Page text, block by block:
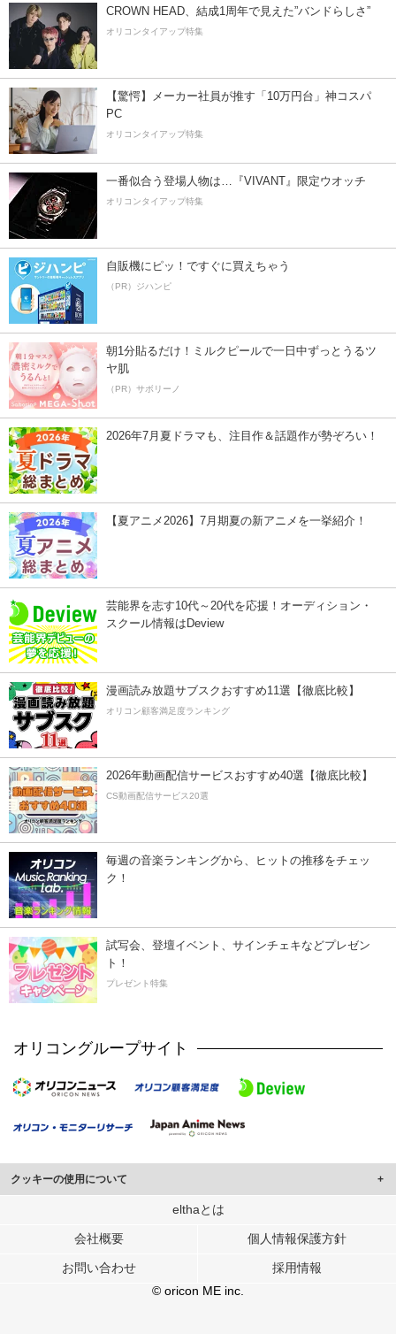
CROWN HEAD、結成1周年で見えた”バンドらしさ”
オリコンタイアップ特集
【驚愕】メーカー社員が推す「10万円台」神コスパ
PC
オリコンタイアップ特集
一番似合う登場人物は…『VIVANT』限定ウオッチ
オリコンタイアップ特集
自販機にピッ！ですぐに買えちゃう
（PR）ジハンピ
朝1分貼るだけ！ミルクピールで一日中ずっとうるツ
ヤ肌
（PR）サボリーノ
2026年7月夏ドラマも、注目作＆話題作が勢ぞろい！
【夏アニメ2026】7月期夏の新アニメを一挙紹介！
芸能界を志す10代～20代を応援！オーディション・
スクール情報はDeview
漫画読み放題サブスクおすすめ11選【徹底比較】
オリコン顧客満足度ランキング
2026年動画配信サービスおすすめ40選【徹底比較】
CS動画配信サービス20選
毎週の音楽ランキングから、ヒットの推移をチェッ
ク！
試写会、登壇イベント、サインチェキなどプレゼン
ト！
プレゼント特集
オリコングループサイト
クッキーの使用について
このサイトでは Cookie を使用して、ユーザーに合わせたコンテンツや広告の
行っています。
メディアや広告配信、データ解析の各パートナーに提供しています。
各パートナーは、この情報とユーザーが各パートナーに提供した他の情報や、
ユーザーが各パートナーのサービスを使用したときに収集した他の情報を組み
elthaとは
会社概要 個人情報保護方針
お問い合わせ
採用情報
© oricon ME inc.